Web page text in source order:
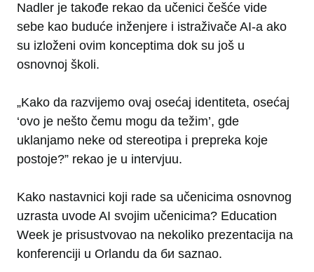
Nadler je takođe rekao da učenici češće vide
sebe kao buduće inženjere i istraživače AI-a ako
su izloženi ovim konceptima dok su još u
osnovnoj školi.
„Kako da razvijemo ovaj osećaj identiteta, osećaj
‘ovo je nešto čemu mogu da težim’, gde
uklanjamo neke od stereotipa i prepreka koje
postoje?” rekao je u intervjuu.
Kako nastavnici koji rade sa učenicima osnovnog
uzrasta uvode AI svojim učenicima? Education
Week je prisustvovao na nekoliko prezentacija na
konferenciji u Orlandu da би saznao.